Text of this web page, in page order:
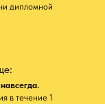
дипломной
навсегда.
в течение 1